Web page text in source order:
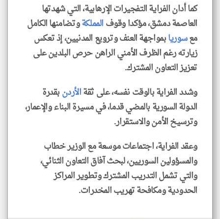
كما أدان الفراية التفجيرات الإرهابية، التي شهدتها
العاصمة دمشق، مؤكدا وقوفالمملكةوتضامنها الكامل
معسوريابمواجهة العنف وترويع المدنيين، إذ تعكس
زيارته رغم الظرف الأمني الراهن حرص البلدين على
تعزيز التعاون المشترك.
وشدد الفراية بالوقت نفسه، على ثقةالأردنبقدرة
الدولة السورية بالمضي قدما، في مسيرة البناء والإعمار،
وترسيخ الأمن والاستقرار.
وعقد الفراية، اجتماعات موسعة مع الوزير خطاب
والمسؤولين السوريين، لبحث آفاق التعاون الثنائي،
والتي تشمل التدريب المشترك وتطوير المراكز
الحدودية ومكافحة تهريب المخدرات.